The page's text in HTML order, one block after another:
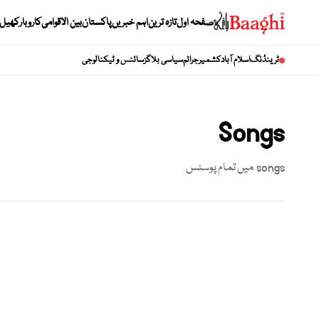
صفحہ اولتازہ تریناہم خبریںپاکستانبین الاقوامیکاروبارکھیل
ٹرینڈنگاسلام آبادکشمیرجرائمسیاسی بلاگزسائنس و ٹیکنالوجی
Songs
songsمیں تمام پوسٹس